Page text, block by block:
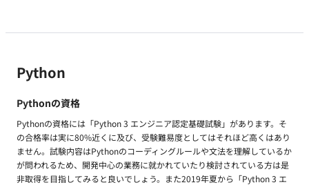
Python
Pythonの資格
Pythonの資格には「Python 3 エンジニア認定基礎試験」があります。そ
の合格率は実に80%近くに及び、受験難易度としてはそれほど高くはあり
ません。試験内容はPythonのコーディングルールや文法を理解しているか
が問われるため、開発中心の業務に就かれていたり検討されている方は是
非取得を目指してみると良いでしょう。また2019年夏から「Python 3 エ